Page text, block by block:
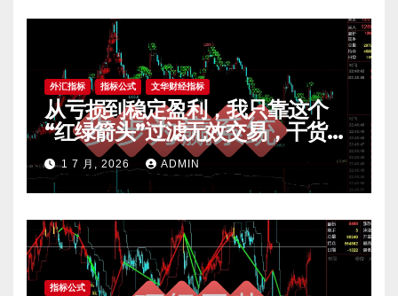
外汇指标 指标公式 文华财经指标
从亏损到稳定盈利，我只靠这个
“红绿箭头”过滤无效交易，干货全
公开 mt4指标
1 7 月, 2026 ADMIN
指标公式